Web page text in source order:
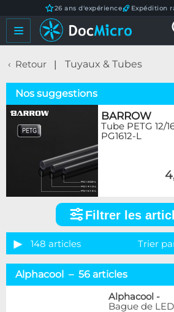
26 ans d'expérience Expédition
Retour Tuyaux & Tubes
Nos suggestions
BARROW
Tube PETG 12/
PG1612-L
articles
Catégorie
Tuyaux souples
37
Accessoires pour tuyaux
59
Filtrer les
148 articles Trier
Alphacool – 56 articles
Alphacool -
Bague de